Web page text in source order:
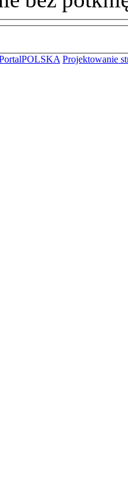
Projektowanie